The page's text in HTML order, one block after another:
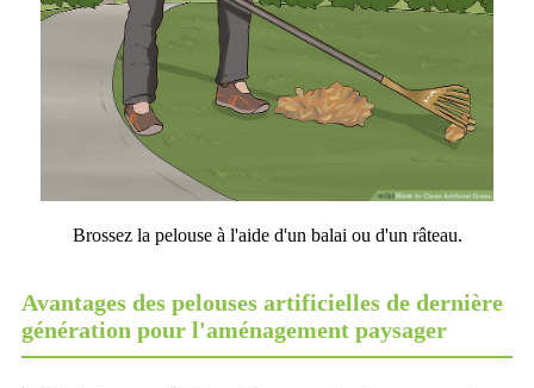
Brossez la pelouse à l'aide d'un balai ou d'un râteau.
Avantages des pelouses artificielles de dernière
génération pour l'aménagement paysager